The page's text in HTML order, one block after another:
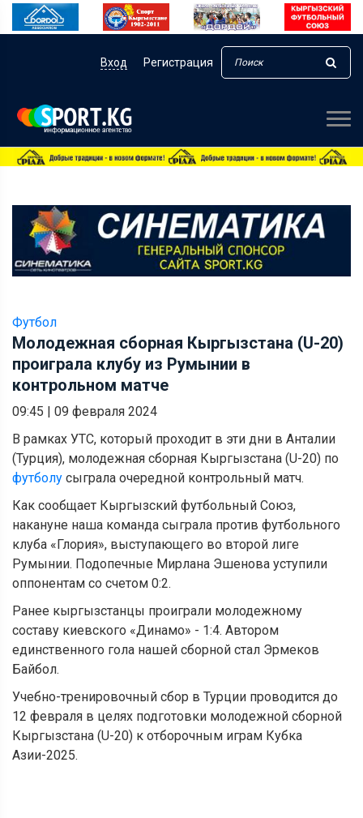
Вход Регистрация
Футбол
Молодежная сборная Кыргызстана (U-20)
проиграла клубу из Румынии в
контрольном матче
09:45 | 09 февраля 2024
В рамках УТС, который проходит в эти дни в Анталии
(Турция), молодежная сборная Кыргызстана (U-20) по
футболу сыграла очередной контрольный матч.
Как сообщает Кыргызский футбольный Союз,
накануне наша команда сыграла против футбольного
клуба «Глория», выступающего во второй лиге
Румынии. Подопечные Мирлана Эшенова уступили
оппонентам со счетом 0:2.
Ранее кыргызстанцы проиграли молодежному
составу киевского «Динамо» - 1:4. Автором
единственного гола нашей сборной стал Эрмеков
Байбол.
Учебно-тренировочный сбор в Турции проводится до
12 февраля в целях подготовки молодежной сборной
Кыргызстана (U-20) к отборочным играм Кубка
Азии-2025.